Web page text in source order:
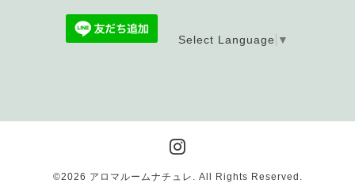
Select Language ▼
©2026 アロマルームナチュレ . All Rights Reserved.